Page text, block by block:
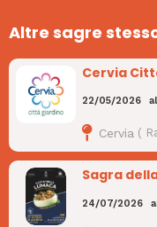
Altre sagre
Cervia
22/05/2026 al
Cervia (
Sagra
24/07/2026